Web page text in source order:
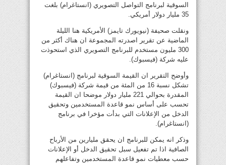
السوقية لبرنامج التواصل التصويري (انستاغرام) بلغت
35 مليار دولار أمريكي.
ونقلت صحيفة (نيويورك تايمز) الأمريكية هنا الليلة
الماضية عن تقرير اصدرته المجموعة ان هناك أكثر من
300 مليون مستخدم للبرنامج التصويري الذي استحوذت
عليه شركة (فيسبوك).
وأوضح التقرير ان القيمة السوقية لبرنامج (انستاغرام)
تشكل نسبة 16 من المئة من قيمة شركة (فيسبوك)
المقدرة بحوالي 221 مليار دولار موضحا ان القيمة
تحسب على أساس نمو قاعدة المستخدمين وتحقيق
الدخل من الإعلانات التي بدأت مؤخرا في برنامج
(انستاغرام).
وذكر انه يمكن للبرنامج ان يحقق مليارين من الأرباح
الصافية اذا تم تفعيل سبل تحقيق الدخل أو الإعلانات
حسب معطيات نمو قاعدة المستخدمين وتفاعلهم